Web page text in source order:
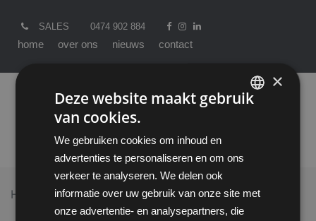
SALES 0474 902 884
home over ons nieuws contact
Home >All Products
DuPont Proshield 20 SFR overall
×
Deze website maakt gebruik
van cookies.
We gebruiken cookies om inhoud en
advertenties te personaliseren en om ons
verkeer te analyseren. We delen ook
informatie over uw gebruik van onze site met
onze advertentie- en analysepartners, die